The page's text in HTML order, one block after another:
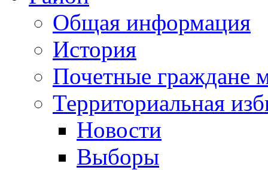
Общая информация
История
Почетные граждане
Территориальная
Новости
Выборы